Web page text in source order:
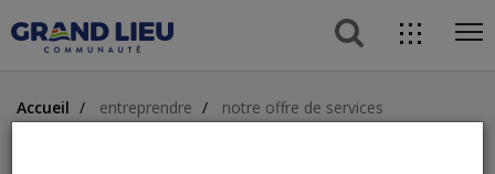
au
au
button
direct
ACCÈS DIRECTS
Accueil entreprendre
notre offre de services